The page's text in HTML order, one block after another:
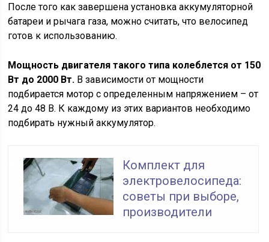
После того как завершена установка аккумуляторной
батареи и рычага газа, можно считать, что велосипед
готов к использованию.
Мощность двигателя такого типа колеблется от 150
Вт до 2000 Вт. В зависимости от мощности
подбирается мотор с определенным напряжением – от
24 до 48 В. К каждому из этих вариантов необходимо
подбирать нужный аккумулятор.
Комплект для
электровелосипеда:
советы при выборе,
производители